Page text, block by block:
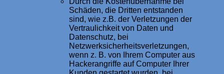
Schäden, die Dritten entstanden
sind, wie z.B. der Verletzungen der
Vertraulichkeit von Daten und
Datenschutz, bei
Netzwerksicherheitsverletzungen,
wenn z. B. von Ihrem Computer aus
Hackerangriffe auf Computer Ihrer